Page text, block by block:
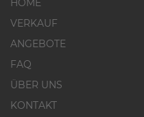
HOME
VERKAUF
ANGEBOTE
FAQ
ÜBER UNS
KONTAKT